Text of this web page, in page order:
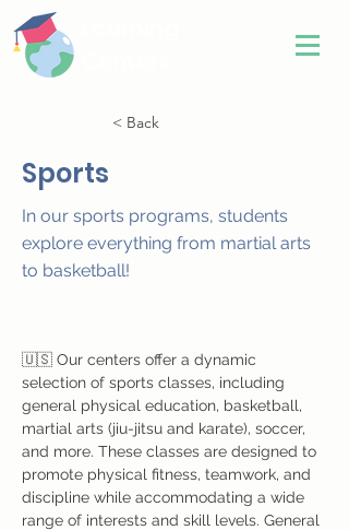
< Back
Sports
In our sports programs, students
explore everything from martial arts
to basketball!
🇺🇸 Our centers offer a dynamic
selection of sports classes, including
general physical education, basketball,
martial arts (jiu-jitsu and karate), soccer,
and more. These classes are designed to
promote physical fitness, teamwork, and
discipline while accommodating a wide
range of interests and skill levels. General